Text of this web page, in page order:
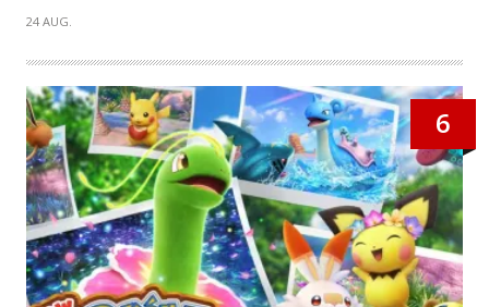
24 AUG.
6